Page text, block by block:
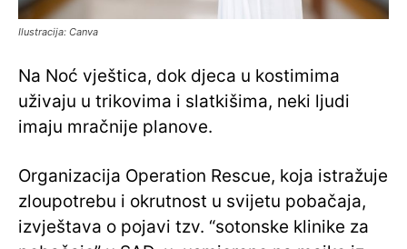
Ilustracija: Canva
Na Noć vještica, dok djeca u kostimima
uživaju u trikovima i slatkišima, neki ljudi
imaju mračnije planove.
Organizacija Operation Rescue, koja istražuje
zloupotrebu i okrutnost u svijetu pobačaja,
izvještava o pojavi tzv. “sotonske klinike za